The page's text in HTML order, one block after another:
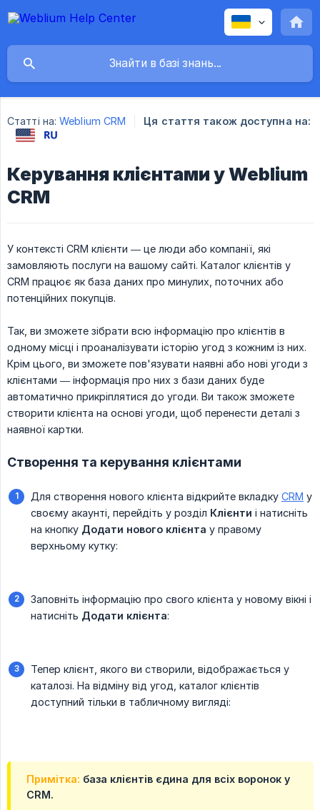
Статті на: Weblium CRM Ця стаття також доступна на:
Керування клієнтами у Weblium
CRM
У контексті CRM клієнти — це люди або компанії, які
замовляють послуги на вашому сайті. Каталог клієнтів у
CRM працює як база даних про минулих, поточних або
потенційних покупців.
Так, ви зможете зібрати всю інформацію про клієнтів в
одному місці і проаналізувати історію угод з кожним із них.
Крім цього, ви зможете пов'язувати наявні або нові угоди з
клієнтами — інформація про них з бази даних буде
автоматично прикріплятися до угоди. Ви також зможете
створити клієнта на основі угоди, щоб перенести деталі з
наявної картки.
Створення та керування клієнтами
Для створення нового клієнта відкрийте вкладку CRM у
своєму акаунті, перейдіть у розділ Клієнти і натисніть
на кнопку Додати нового клієнта у правому
верхньому кутку:
Заповніть інформацію про свого клієнта у новому вікні і
натисніть Додати клієнта:
Тепер клієнт, якого ви створили, відображається у
каталозі. На відміну від угод, каталог клієнтів
доступний тільки в табличному вигляді:
Примітка: база клієнтів єдина для всіх воронок у
CRM.